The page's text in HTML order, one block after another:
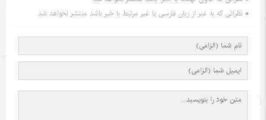
نظراتی که به غیر از زبان فارسی یا غیر مرتبط با خبر باشد منتشر نخواهد شد.